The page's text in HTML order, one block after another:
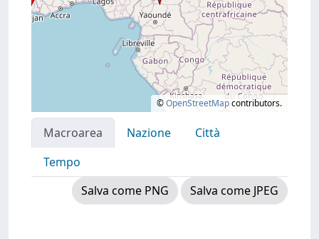
©OpenStreetMapcontributors.
Macroarea Nazione
Città
Tempo
Salva come PNG
Salva come JPEG